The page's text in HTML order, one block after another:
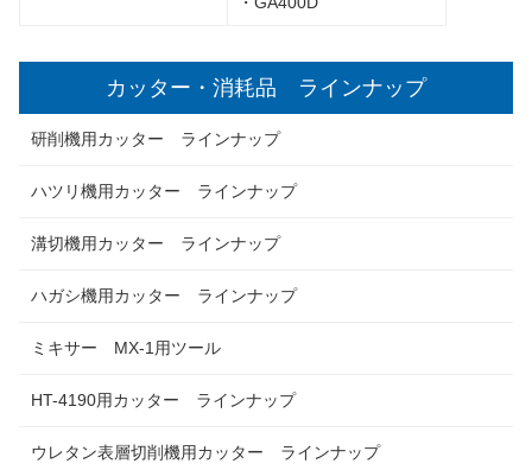
カッター・消耗品 ラインナップ
研削機用カッター ラインナップ
ハツリ機用カッター ラインナップ
溝切機用カッター ラインナップ
ハガシ機用カッター ラインナップ
ミキサー MX-1用ツール
HT-4190用カッター ラインナップ
ウレタン表層切削機用カッター ラインナップ